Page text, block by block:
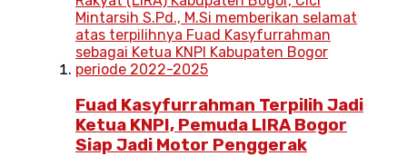
Fuad Kasyfurrahman Terpilih Jadi
Ketua KNPI, Pemuda LIRA Bogor
Siap Jadi Motor Penggerak